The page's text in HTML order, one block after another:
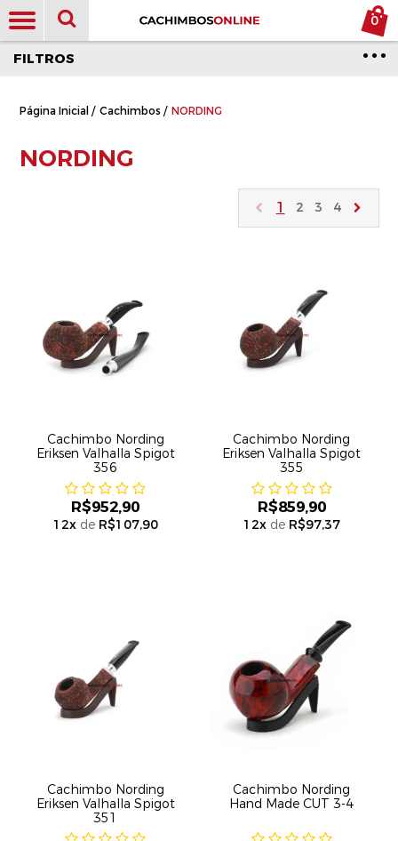
0
Página Inicial / Cachimbos / NORDING
FILTROS
NORDING
1 2 3 4
Cachimbo Nording
Eriksen Valhalla Spigot
356
R$952,90
12xde R$107,90
Cachimbo Nording
Eriksen Valhalla Spigot
355
R$859,90
12xde R$97,37
Cachimbo Nording
Eriksen Valhalla Spigot
351
Cachimbo Nording
Hand Made CUT 3-4